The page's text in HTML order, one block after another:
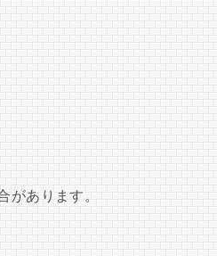
があります。